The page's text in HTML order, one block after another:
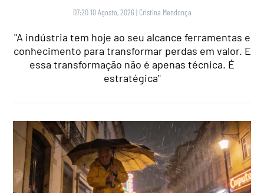
07:20 10 Agosto, 2026 | Cristina Mendonça
"A indústria tem hoje ao seu alcance ferramentas e
conhecimento para transformar perdas em valor. E
essa transformação não é apenas técnica. É
estratégica"